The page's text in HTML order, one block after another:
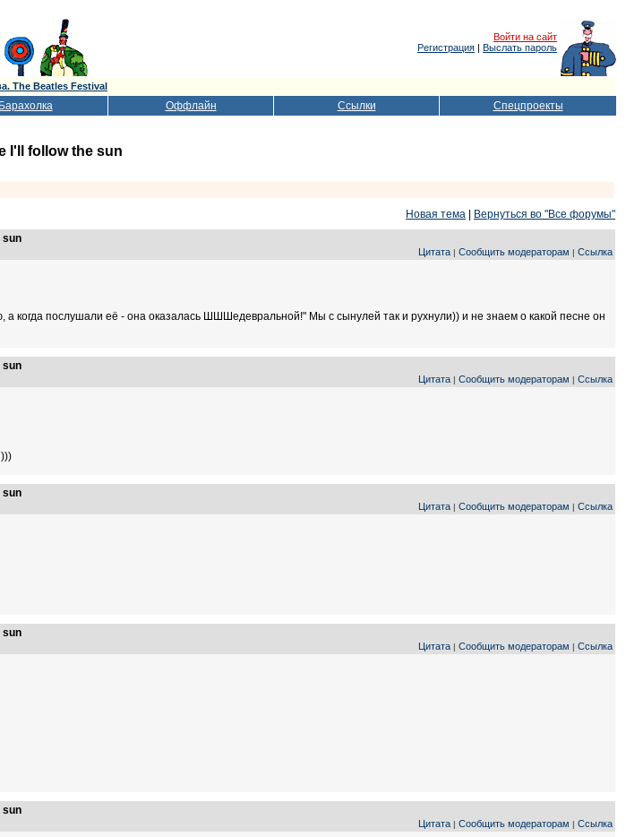
Войти на сайт
Регистрация | Выслать пароль
The Beatles Festival
Барахолка Оффлайн Ссылки Спецпроекты
I'll follow the sun
Новая тема
Вернуться во "Все форумы"
sun
Цитата | Сообщить модераторам | Ссылка
а когда послушали её - она оказалась ШШШедевральной!" Мы с сынулей так и рухнули)) и не знаем о какой песне он
sun
Цитата | Сообщить модераторам | Ссылка
sun
Цитата | Сообщить модераторам | Ссылка
sun
Цитата | Сообщить модераторам | Ссылка
sun
Цитата | Сообщить модераторам | Ссылка